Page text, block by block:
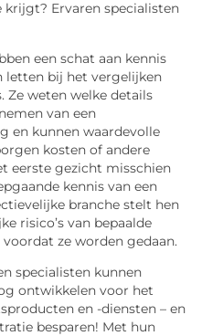
Ervaren specialisten
een schat aan kennis
letten bij het vergelijken
Ze weten welke details
van een
en kunnen waardevolle
kosten of andere
eerste gezicht misschien
kennis van een
branche stelt hen
risico’s van bepaalde
ze worden gedaan.
specialisten kunnen
ontwikkelen voor het
en -diensten – en
besparen! Met hun